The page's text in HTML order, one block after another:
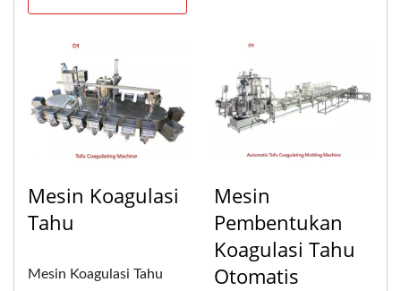
Mesin Koagulasi
Tahu
Mesin Koagulasi Tahu
Mesin
Pembentukan
Koagulasi Tahu
Otomatis